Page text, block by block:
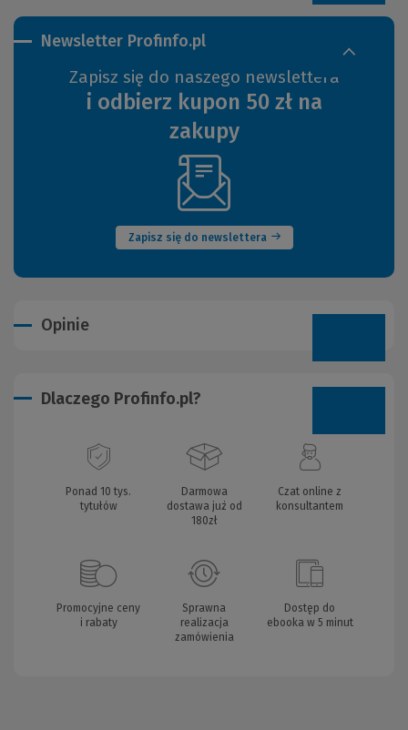
Newsletter Profinfo.pl
Zapisz się do naszego newslettera
i odbierz kupon 50 zł na
zakupy
Zapisz się do newslettera
(Nowe
okno)
Opinie
Dlaczego Profinfo.pl?
Ponad 10 tys.
tytułów
Darmowa
dostawa już od
180zł
Czat online z
konsultantem
Promocyjne ceny
i rabaty
Sprawna
realizacja
zamówienia
Dostęp do
ebooka w 5 minut